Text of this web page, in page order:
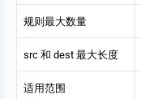
规则最大数量
src 和 dest 最大长度
适用范围